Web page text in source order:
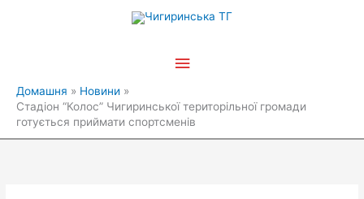
Головне
Домашня
Новини
Стадіон “Колос” Чигиринської територільної громади
готується приймати спортсменів